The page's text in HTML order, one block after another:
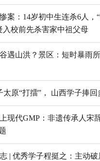
案：14岁初中生连杀6人，
入校前先杀害家中祖父母
遇山洪？景区：短时暴雨
太原“打擂”， 山西学子捧回
现代GMP：非遗传承人宋
| 优秀学子程挺之：主动